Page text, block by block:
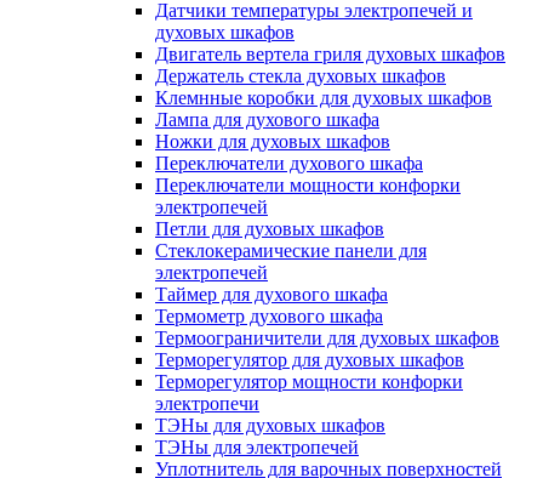
Датчики температуры электропечей и
духовых шкафов
Двигатель вертела гриля духовых шкафов
Держатель стекла духовых шкафов
Клемнные коробки для духовых шкафов
Лампа для духового шкафа
Ножки для духовых шкафов
Переключатели духового шкафа
Переключатели мощности конфорки
электропечей
Петли для духовых шкафов
Стеклокерамические панели для
электропечей
Таймер для духового шкафа
Термометр духового шкафа
Термоограничители для духовых шкафов
Терморегулятор для духовых шкафов
Терморегулятор мощности конфорки
электропечи
ТЭНы для духовых шкафов
ТЭНы для электропечей
Уплотнитель для варочных поверхностей